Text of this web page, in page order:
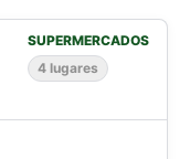
SUPERMERCADOS
4 lugares